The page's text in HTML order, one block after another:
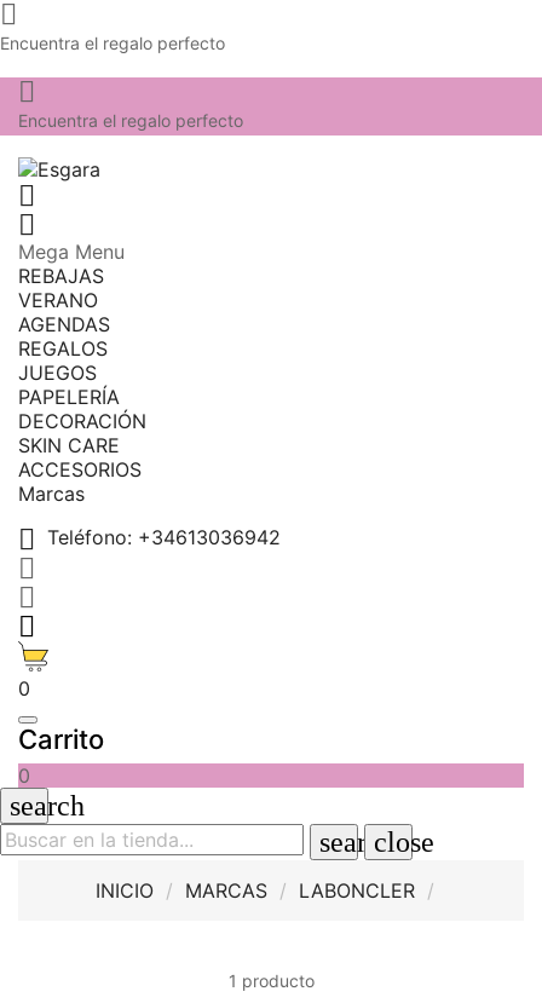

Encuentra el regalo perfecto

Encuentra el regalo perfecto


Mega Menu
REBAJAS
VERANO
AGENDAS
REGALOS
JUEGOS
PAPELERÍA
DECORACIÓN
SKIN CARE
ACCESORIOS
Marcas
 Teléfono: +34613036942



0
Carrito
0
search
searchclose
INICIO MARCAS LABONCLER
1 producto